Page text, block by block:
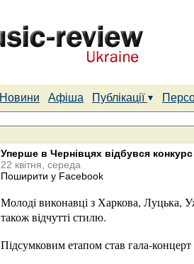
Новини Афіша Публікації
Уперше в Чернівцях відбувся конкурс
22 квітня, середа
Поширити у Facebook
Молоді виконавці з Харкова, Луцька,
також відчутті стилю.
Підсумковим етапом став гала-концерт